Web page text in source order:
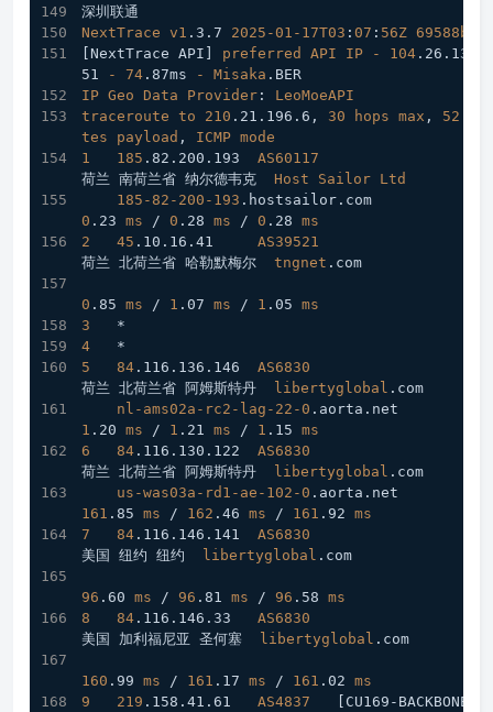
深圳联通
NextTrace v1 .3 .7 2025-01-17T03 : 07 : 56Z 69588b0
[NextTrace API]
preferred API IP - 104 .26 .13
51
- 74 .87ms - Misaka .BER
IP Geo Data Provider : LeoMoeAPI
traceroute to 210 .21 .196 .6 , 30 hops max , 52
tes
payload , ICMP mode
1
185 .82 .200 .193
AS60117
荷兰 南荷兰省 纳尔德韦克 Host Sailor Ltd
185-82-200-193 .hostsailor .com
0 .23 ms / 0 .28 ms / 0 .28 ms
2
45 .10 .16 .41
AS39521
荷兰 北荷兰省 哈勒默梅尔 tngnet .com
0 .85 ms / 1 .07 ms / 1 .05 ms
3
   *
4
   *
5
84 .116 .136 .146
AS6830
荷兰 北荷兰省 阿姆斯特丹
libertyglobal .com
nl-ams02a-rc2-lag-22-0 .aorta .net
1 .20 ms / 1 .21 ms / 1 .15 ms
6
84 .116 .130 .122
AS6830
荷兰 北荷兰省 阿姆斯特丹
libertyglobal .com
us-was03a-rd1-ae-102-0 .aorta .net
161 .85 ms / 162 .46 ms / 161 .92 ms
7
84 .116 .146 .141
AS6830
美国 纽约 纽约
libertyglobal .com
96 .60 ms / 96 .81 ms / 96 .58 ms
8
84 .116 .146 .33
AS6830
美国 加利福尼亚 圣何塞
libertyglobal .com
160 .99 ms / 161 .17 ms / 161 .02 ms
9
219 .158 .41 .61 AS4837
[CU169-BACKBONE]